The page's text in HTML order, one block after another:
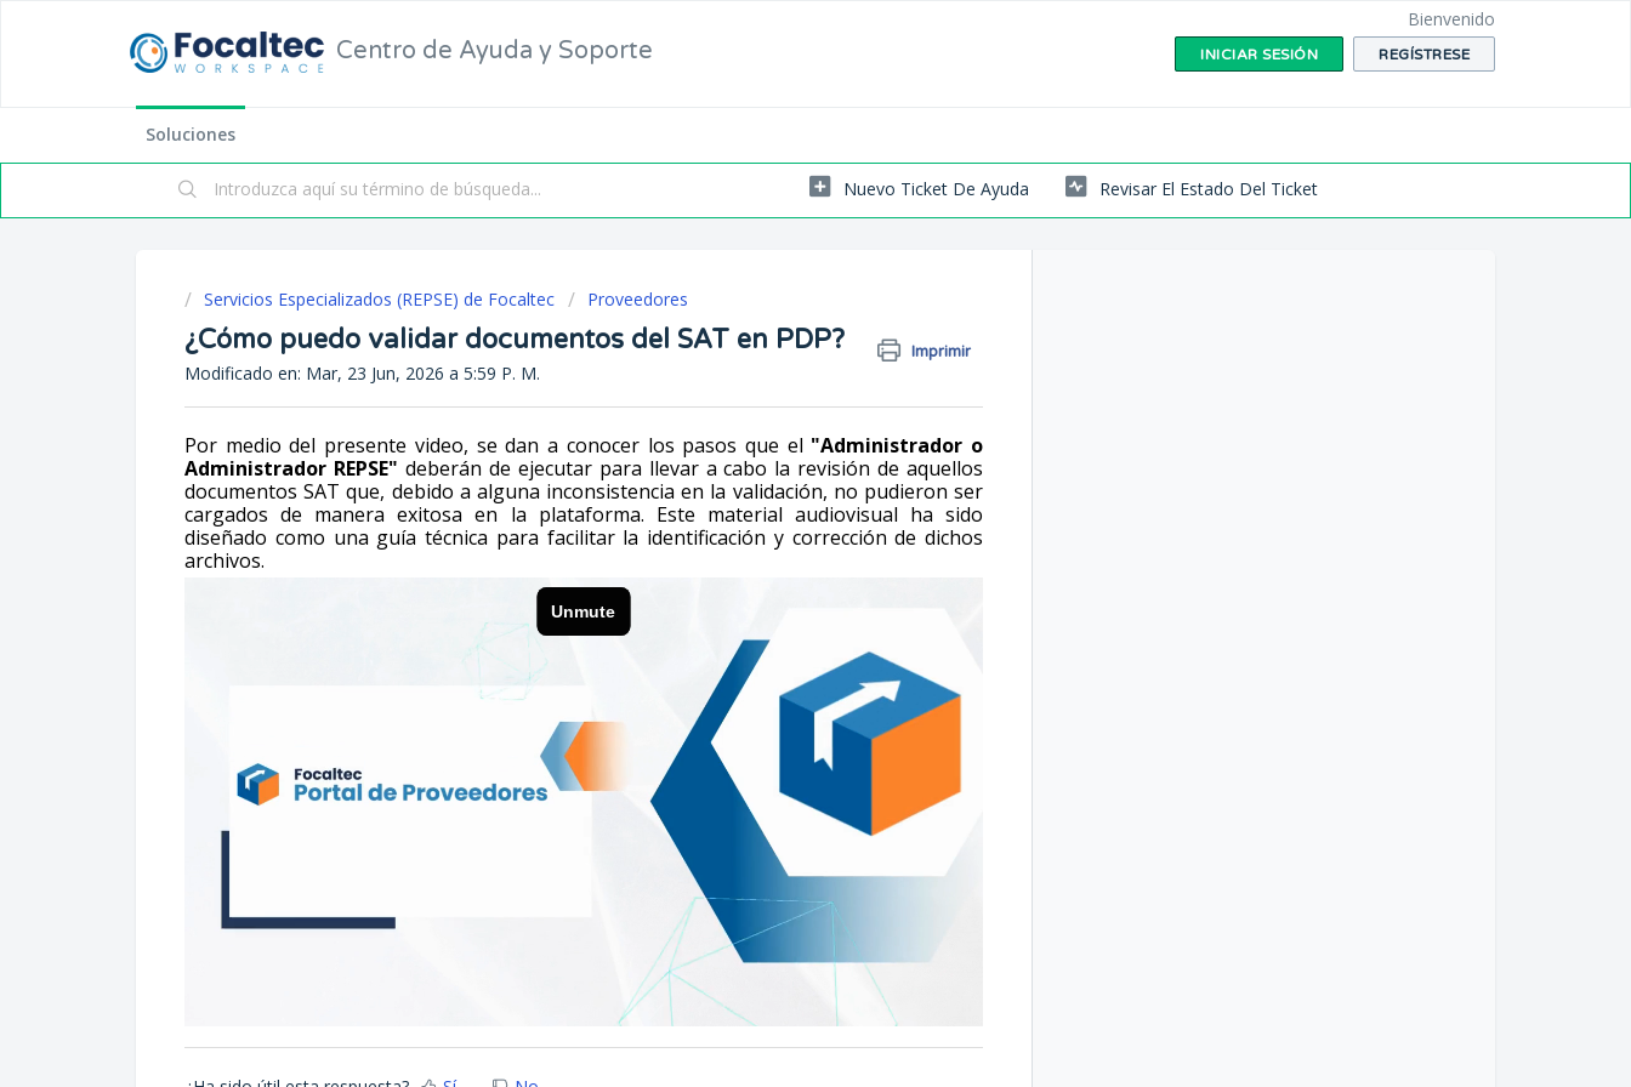
Centro de Ayuda y Soporte
Bienvenido
INICIAR SESIÓN REGÍSTRESE
Soluciones
Nuevo Ticket De Ayuda Revisar El Estado Del Ticket
Servicios Especializados (REPSE) de Focaltec Proveedores
¿Cómo puedo validar documentos del SAT en PDP? Imprimir
Modificado en: Mar, 23 Jun, 2026 a 5:59 P. M.
Por medio del presente video, se dan a conocer los pasos que el "Administrador o
Administrador REPSE" deberán de ejecutar para llevar a cabo la revisión de aquellos
documentos SAT que, debido a alguna inconsistencia en la validación, no pudieron ser
cargados de manera exitosa en la plataforma. Este material audiovisual ha sido
diseñado como una guía técnica para facilitar la identificación y corrección de dichos
archivos.